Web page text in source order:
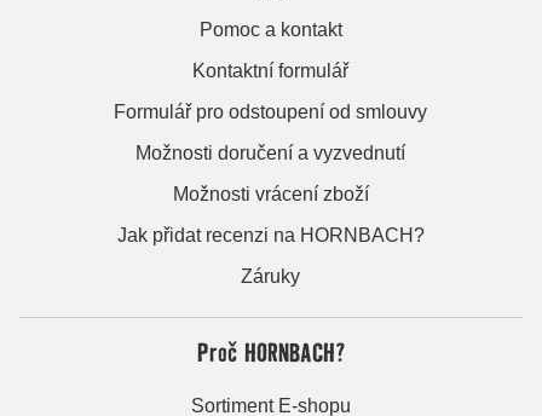
Pomoc a kontakt
Kontaktní formulář
Formulář pro odstoupení od smlouvy
Možnosti doručení a vyzvednutí
Možnosti vrácení zboží
Jak přidat recenzi na HORNBACH?
Záruky
Proč HORNBACH?
Sortiment E-shopu